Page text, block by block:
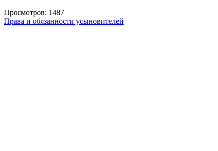
Просмотров: 1487
Права и обязанности усыновителей